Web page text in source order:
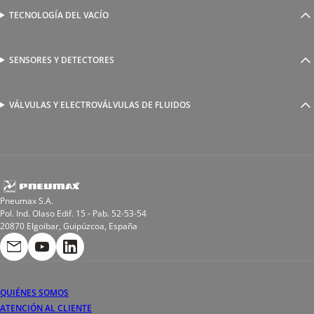
Válvulas complementarias
Racores rápidos
Reguladores de caudal
Racores para soldadura
TECNOLOGÍA DEL VACÍO
Ventosas
Válvulas y electroválvulas
SENSORES Y DETECTORES
Detectores magnéticos
VÁLVULAS Y ELECTROVÁLVULAS DE FLUIDOS
Electroválvulas de acción directa
Bobinas
Pneumax S.A.
Pol. Ind. Olaso Edif. 15 - Pab. 52-53-54
20870 Elgoibar, Guipúzcoa, España
QUIÉNES SOMOS
ATENCIÓN AL CLIENTE